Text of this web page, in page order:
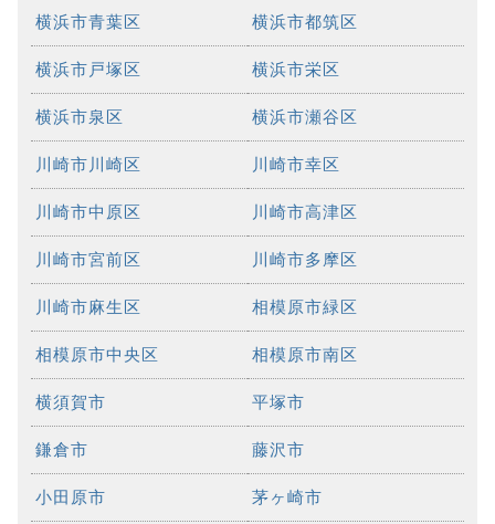
横浜市青葉区 横浜市都筑区
横浜市戸塚区 横浜市栄区
横浜市泉区 横浜市瀬谷区
川崎市川崎区 川崎市幸区
川崎市中原区 川崎市高津区
川崎市宮前区 川崎市多摩区
川崎市麻生区 相模原市緑区
相模原市中央区 相模原市南区
横須賀市 平塚市
鎌倉市 藤沢市
小田原市 茅ヶ崎市